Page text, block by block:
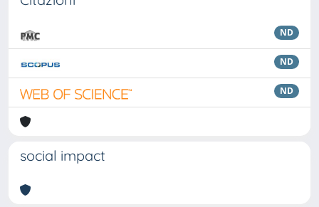
ND
ND
ND
social impact